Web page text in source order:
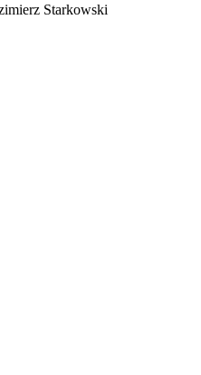
Starkowski